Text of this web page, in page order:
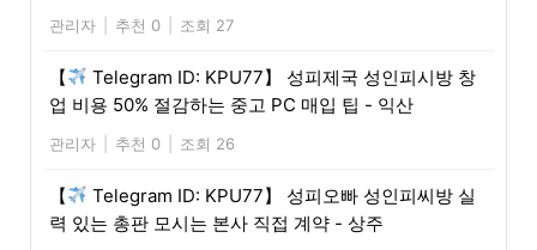
관리자 추천 0 조회 27
【
Telegram ID: KPU77】 성피제국 성인피시방 창
업 비용 50% 절감하는 중고 PC 매입 팁 - 익산
관리자 추천 0 조회 26
【
Telegram ID: KPU77】 성피오빠 성인피씨방 실
력 있는 총판 모시는 본사 직접 계약 - 상주